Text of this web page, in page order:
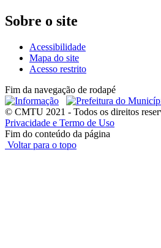
Sobre o site
Acessibilidade
Mapa do site
Acesso restrito
Fim da navegação de rodapé
© CMTU 2021 - Todos os direitos
Privacidade e Termo de Uso
Fim do conteúdo da página
Voltar para o topo